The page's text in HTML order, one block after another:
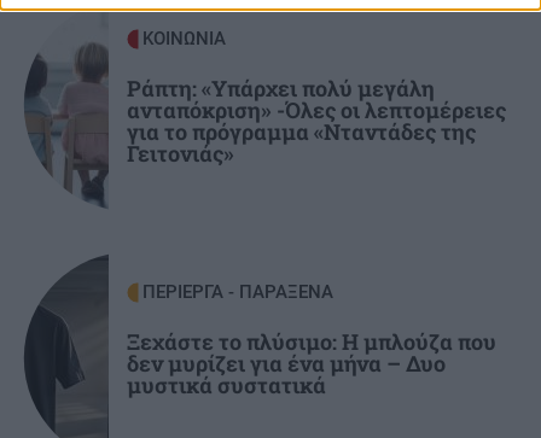
ομάδα ΔΙ.ΑΣ.!
ΚΟΙΝΩΝΙΑ
Αφέντης Χριστός: Η βυζαντινή ρίζα πίσω από
μια μεγάλη γλωσσική παρεξήγηση - Το
τουρκικό "αντιδάνειο"
ΤΕΧΝΟΛΟΓΙΑ
Πώς οι χάκερ μπορούν να μολύνουν το νερό: Η
εισβολή στα συστήματα ύδρευσης και τα κενά
ασφαλείας
ΚΟΙΝΩΝΙΑ
Ράπτη: «Υπάρχει πολύ μεγάλη
ανταπόκριση» -Όλες οι λεπτομέρειες
για το πρόγραμμα «Νταντάδες της
Γειτονιάς»
ΠΕΡΙΕΡΓΑ - ΠΑΡΑΞΕΝΑ
Ξεχάστε το πλύσιμο: Η μπλούζα που
δεν μυρίζει για ένα μήνα – Δυο
μυστικά συστατικά